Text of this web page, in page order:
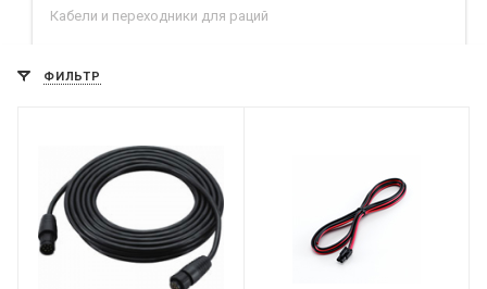
Кабели и переходники для раций
ФИЛЬТР